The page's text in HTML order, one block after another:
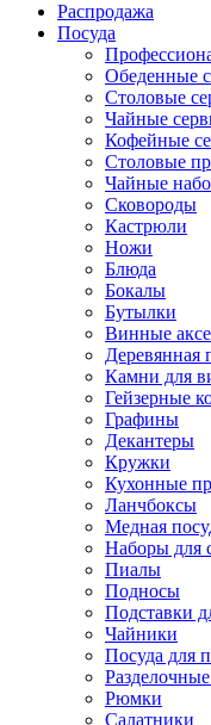
Распродажа
Посуда
Обеденные
Столовые
Чайные
Кофейные
Столовые
Чайные
Сковороды
Кастрюли
Ножи
Блюда
Бокалы
Бутылки
Винные
Деревянная
Камни для
Гейзерные
Графины
Декантеры
Кружки
Кухонные
Ланчбоксы
Медная
Наборы для
Пиалы
Подносы
Подставки
Чайники
Посуда для
Рюмки
Салатники